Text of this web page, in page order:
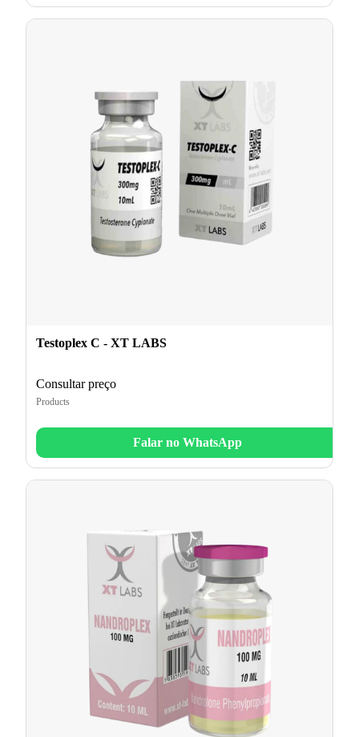
Testoplex C - XT LABS
Consultar preço
Products
Falar no WhatsApp